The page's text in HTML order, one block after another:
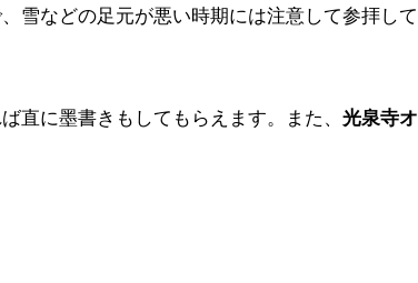
雪などの足元が悪い時期には注意して参拝して
直に墨書きもしてもらえます。また、 光泉寺オ